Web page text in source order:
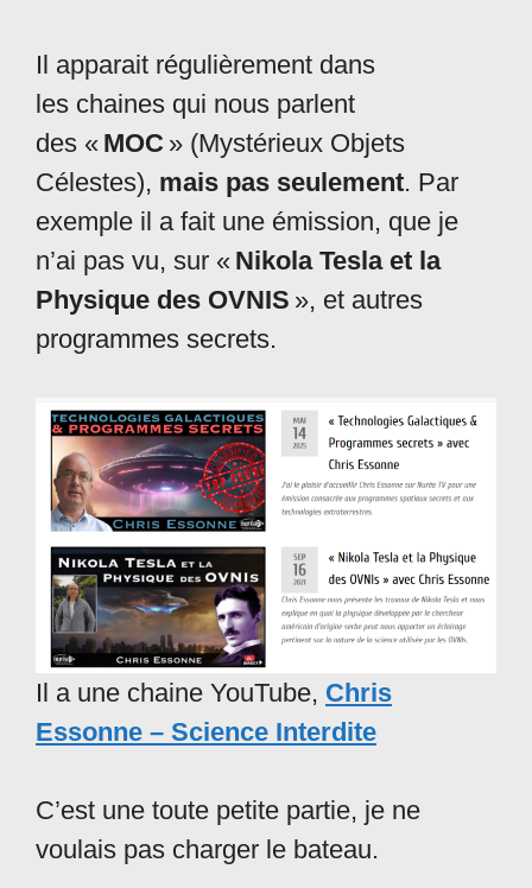
Il apparait régulièrement dans
les chaines qui nous parlent
des « MOC » (Mystérieux Objets
Célestes), mais pas seulement. Par
exemple il a fait une émission, que je
n’ai pas vu, sur « Nikola Tesla et la
Physique des OVNIS », et autres
programmes secrets.
Il a une chaine YouTube, Chris
Essonne – Science Interdite
C’est une toute petite partie, je ne
voulais pas charger le bateau.